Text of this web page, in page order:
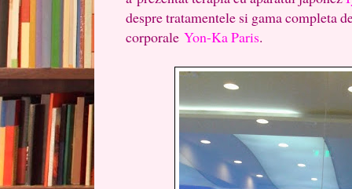
despre tratamentele si gama completa
corporale Yon-Ka Paris.